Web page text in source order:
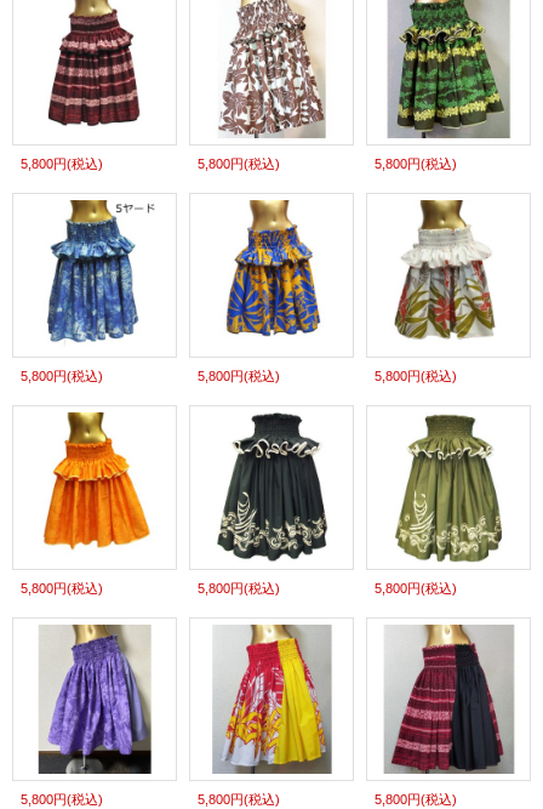
5,800円(税込) 5,800円(税込) 5,800円(税込)
5,800円(税込) 5,800円(税込) 5,800円(税込)
5,800円(税込) 5,800円(税込) 5,800円(税込)
5,800円(税込) 5,800円(税込) 5,800円(税込)